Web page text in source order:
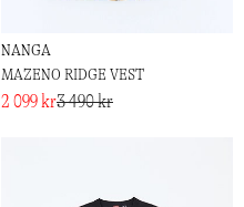
NANGA
MAZENO RIDGE VEST
2 099 kr3 490 kr